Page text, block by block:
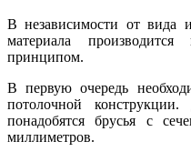
В независимости от вида
материала
принципом.
В первую очередь
потолочной
понадобятся брусья с
миллиметров.